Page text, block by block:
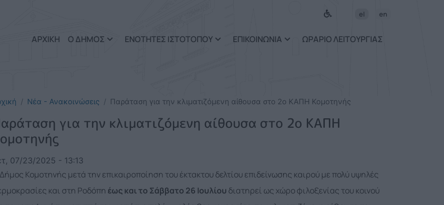
el en
ΑΡΧΙΚΗ Ο ΔΗΜΟΣ ΕΝΟΤΗΤΕΣ ΙΣΤΟΤΟΠΟΥ ΕΠΙΚΟΙΝΩΝΙΑ ΩΡΑΡΙΟ ΛΕΙΤΟΥΡΓΙΑΣ
Νέα - Ανακοινώσεις Παράταση για την κλιματιζόμενη αίθουσα στο 2ο ΚΑΠΗ Κομοτηνής
για την κλιματιζόμενη αίθουσα στο 2ο ΚΑΠΗ
07/23/2025 - 13:13
Κομοτηνής μετά την επικαιροποίηση του έκτακτου δελτίου επιδείνωσης καιρού με πολύ υψηλές
και στη Ροδόπη έως και το Σάββατο 26 Ιουλίου διατηρεί ως χώρο φιλοξενίας του κοινού